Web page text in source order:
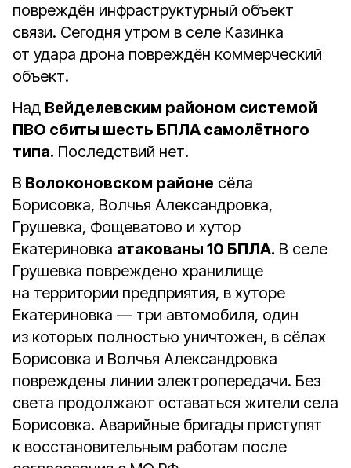
повреждён инфраструктурный объект
связи. Сегодня утром в селе Казинка
от удара дрона повреждён коммерческий
объект.
Над Вейделевским районом системой
ПВО сбиты шесть БПЛА самолётного
типа. Последствий нет.
В Волоконовском районе сёла
Борисовка, Волчья Александровка,
Грушевка, Фощеватово и хутор
Екатериновка атакованы 10 БПЛА. В селе
Грушевка повреждено хранилище
на территории предприятия, в хуторе
Екатериновка — три автомобиля, один
из которых полностью уничтожен, в сёлах
Борисовка и Волчья Александровка
повреждены линии электропередачи. Без
света продолжают оставаться жители села
Борисовка. Аварийные бригады приступят
к восстановительным работам после